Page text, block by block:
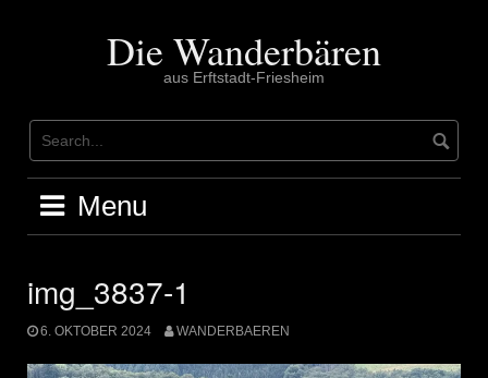
Die Wanderbären
aus Erftstadt-Friesheim
Menu
img_3837-1
6. OKTOBER 2024 WANDERBAEREN